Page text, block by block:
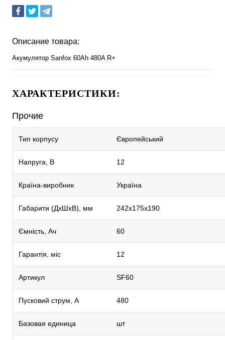
Описание товара:
Акумулятор Sanfox 60Ah 480A R+
ХАРАКТЕРИСТИКИ:
Прочие
Тип корпусу Європейський
Напруга, В 12
Країна-виробник Україна
Габарити (ДхШхВ), мм 242х175х190
Ємність, Ач 60
Гарантія, міс 12
Артикул SF60
Пусковий струм, А 480
Базовая единица шт